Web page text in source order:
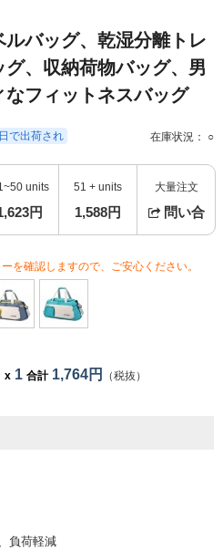
バッグ、乾湿分離トレ
、収納荷物バッグ、男
フィットネスバッグ
で出荷され 在庫状況： ○
units
円
51 + units
1,588円
大量注文
問い合
を確認しますので、ご安心ください。
x 1 合計1,764円 （税抜）
負荷軽減